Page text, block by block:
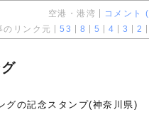
空港・港湾 コメント
のリンク元
53 8 5 4 3 2
グの記念スタンプ(神奈川県)